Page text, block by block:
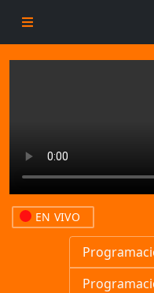
EN VIVO